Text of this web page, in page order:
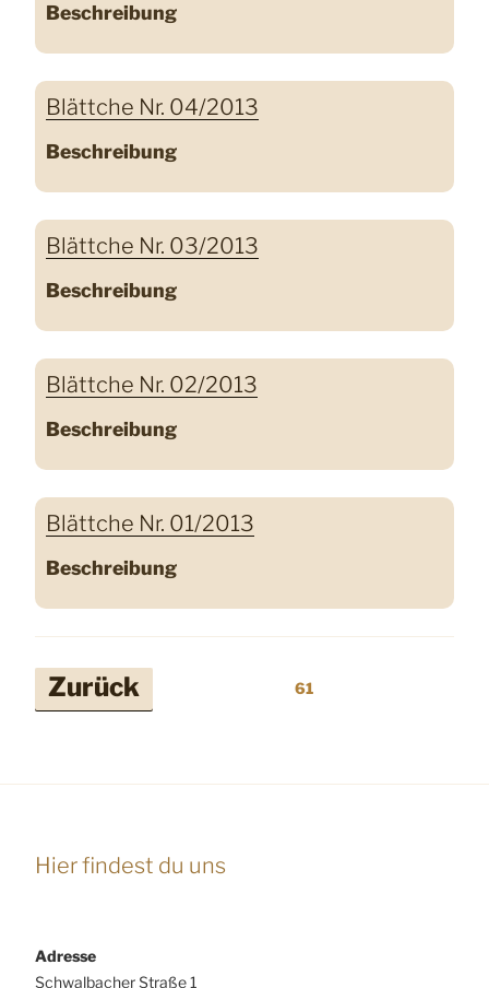
Beschreibung
Blättche Nr. 04/2013
Beschreibung
Blättche Nr. 03/2013
Beschreibung
Blättche Nr. 02/2013
Beschreibung
Blättche Nr. 01/2013
Beschreibung
Seitennummerierung
Zurück 61
Hier findest du uns
Adresse
Schwalbacher Straße 1